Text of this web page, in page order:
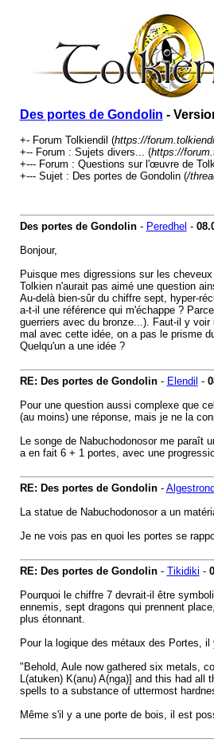
Des portes de Gondolin -
+- Forum Tolkiendil (https://
+-- Forum : Sujets divers... (https://
+--- Forum : Questions sur l'œuvre de
+--- Sujet : Des portes de Gondolin (/
Des portes de Gondolin- Peredhel -
Bonjour,
Puisque mes digressions sur les
Tolkien n'aurait pas aimé une question
Au-delà bien-sûr du chiffre sept, hyper-
a-t-il une référence qui m'échappe ?
guerriers avec du bronze...). Faut-il y
mal avec cette idée, on a pas le prisme
Quelqu'un a une idée ?
RE: Des portes de Gondolin- Elendil -
Pour une question aussi complexe que
(au moins) une réponse, mais je ne la
Le songe de Nabuchodonosor me paraît
a en fait 6 + 1 portes, avec une
RE: Des portes de Gondolin- Algestrond
La statue de Nabuchodonosor a un
Je ne vois pas en quoi les portes se
RE: Des portes de Gondolin- Tikidiki -
Pourquoi le chiffre 7 devrait-il être
ennemis, sept dragons qui prennent
plus étonnant.
Pour la logique des métaux des Portes,
"Behold, Aule now gathered six metals,
L(atuken) K(anu) A(nga)] and this had
spells to a substance of uttermost
Même s'il y a une porte de bois, il est